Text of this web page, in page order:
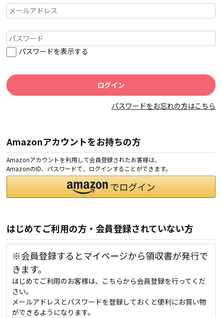
パスワードを表示する
パスワードをお忘れの方はこちら
Amazonアカウントをお持ちの方
Amazonアカウントを利用して会員登録されたお客様は、
AmazonのID、パスワードで、ログインすることができます。
はじめてご利用の方・会員登録されていない方
※会員登録するとマイページから領収書が発行で
きます。
はじめてご利用のお客様は、こちらから会員登録を行ってくだ
さい。
メールアドレスとパスワードを登録しておくと便利にお買い物
ができるようになります。